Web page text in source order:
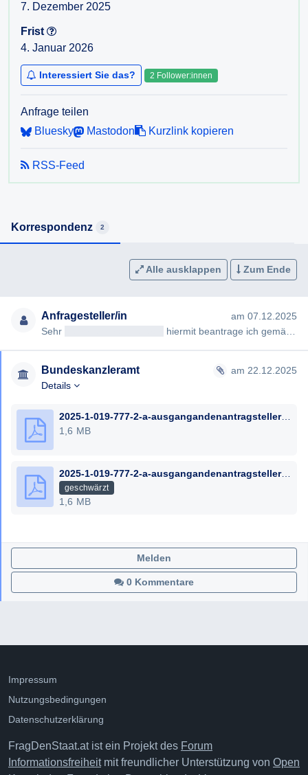
7. Dezember 2025
Frist
4. Januar 2026
Interessiert Sie das? 2 Follower:innen
Anfrage teilen
Bluesky
Mastodon Kurzlink kopieren
RSS-Feed
Korrespondenz 2
Alle ausklappen Zum Ende
Anfragesteller/in
am 07.12.2025
Sehr
hiermit beantrage ich gemäß § 7ff Informationsfreiheitsgesetz (IFG) die Erteilung fo…
Bundeskanzleramt
am 22.12.2025
Details
2025-1-019-777-2-a-ausgangandenantragsteller-22-12-2025-namename-geschwaerzt-1.pdf
1,6 MB
2025-1-019-777-2-a-ausgangandenantragsteller-22-12-2025-namename_geschwaerzt.pdf
geschwärzt
1,6 MB
0 Kommentare
Melden
Impressum
Nutzungsbedingungen
Datenschutzerklärung
FragDenStaat.at ist ein Projekt des Forum
Informationsfreiheitmit freundlicher Unterstützung von Open